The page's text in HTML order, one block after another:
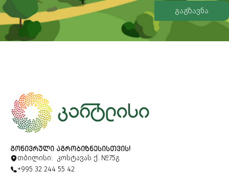
გაგზავნა
Alternative:
ᲒᲝᲜᲘᲕᲠᲣᲚᲘ ᲐᲒᲠᲝᲑᲘᲖᲜᲔᲡᲘᲡᲗᲕᲘᲡ!
თბილისი: კოსტავას ქ. №75გ
+995 32 244 55 42